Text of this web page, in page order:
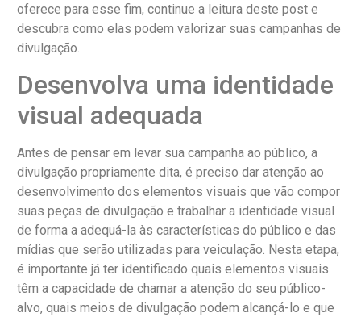
oferece para esse fim, continue a leitura deste post e
descubra como elas podem valorizar suas campanhas de
divulgação.
Desenvolva uma identidade
visual adequada
Antes de pensar em levar sua campanha ao público, a
divulgação propriamente dita, é preciso dar atenção ao
desenvolvimento dos elementos visuais que vão compor
suas peças de divulgação e trabalhar a identidade visual
de forma a adequá-la às características do público e das
mídias que serão utilizadas para veiculação. Nesta etapa,
é importante já ter identificado quais elementos visuais
têm a capacidade de chamar a atenção do seu público-
alvo, quais meios de divulgação podem alcançá-lo e que